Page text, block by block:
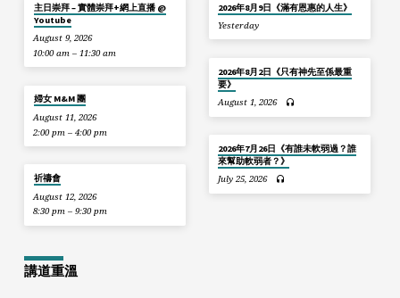
主日崇拜 – 實體崇拜+網上直播 @
Youtube
August 9, 2026
10:00 am – 11:30 am
婦女 M&M 團
August 11, 2026
2:00 pm – 4:00 pm
祈禱會
August 12, 2026
8:30 pm – 9:30 pm
2026年8月9日《滿有恩惠的人生》
Yesterday
2026年8月2日《只有神先至係最重
要》
August 1, 2026
2026年7月26日《有誰未軟弱過？誰
來幫助軟弱者？》
July 25, 2026
講道重溫